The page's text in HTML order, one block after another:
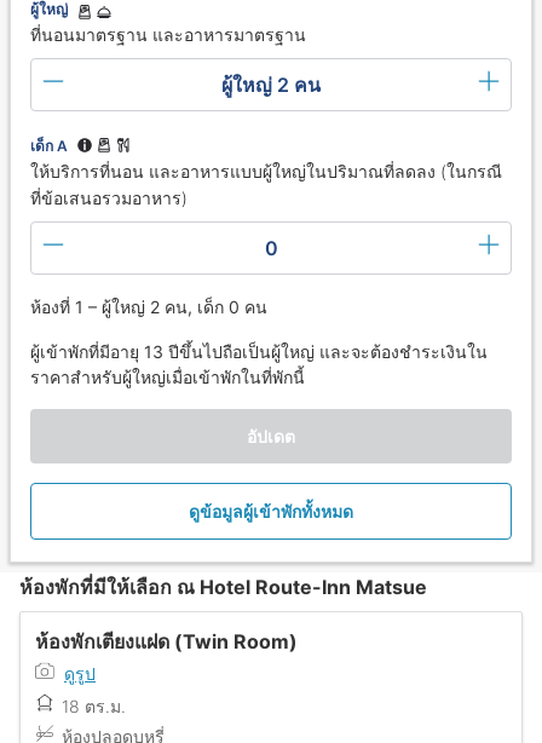
ผู้ใหญ่
ที่นอนมาตรฐาน และอาหารมาตรฐาน
ผู้ใหญ่ 2 คน
เด็ก A
ให้บริการที่นอน และอาหารแบบผู้ใหญ่ในปริมาณที่ลดลง (ในกรณี
ที่ข้อเสนอรวมอาหาร)
0
ห้องที่ 1 – ผู้ใหญ่ 2 คน, เด็ก 0 คน
ผู้เข้าพักที่มีอายุ 13 ปีขึ้นไปถือเป็นผู้ใหญ่ และจะต้องชำระเงินใน
ราคาสำหรับผู้ใหญ่เมื่อเข้าพักในที่พักนี้
อัปเดต
ดูข้อมูลผู้เข้าพักทั้งหมด
ห้องพักที่มีให้เลือก ณ Hotel Route-Inn Matsue
ห้องพักเตียงแฝด (Twin Room)
ดูรูป
18 ตร.ม.
ห้องปลอดบุหรี่